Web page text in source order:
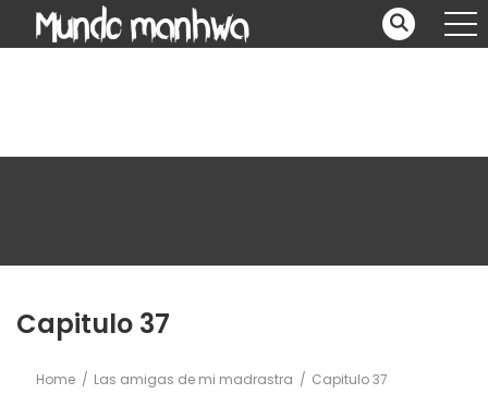
Capitulo 37
Home Las amigas de mi madrastra Capitulo 37